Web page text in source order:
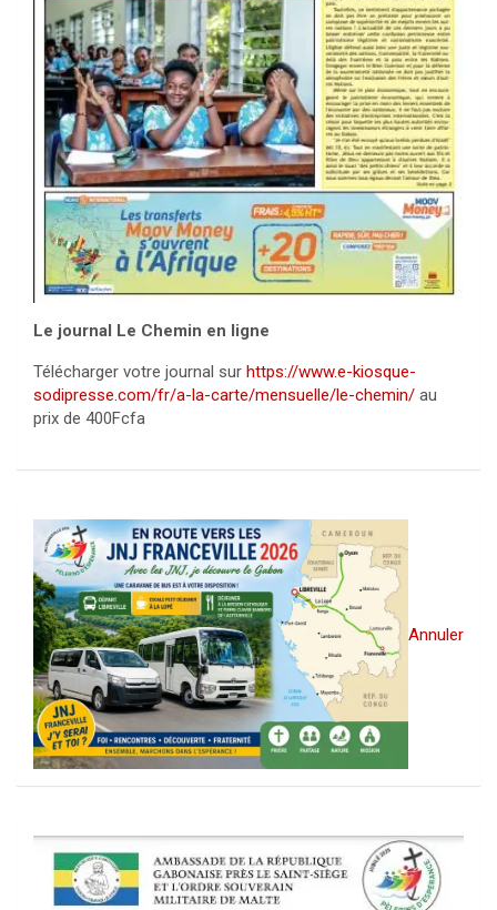
Le journal Le Chemin en ligne
Télécharger votre journal sur https://www.e-kiosque-
sodipresse.com/fr/a-la-carte/mensuelle/le-chemin/ au
prix de 400Fcfa
Annuler